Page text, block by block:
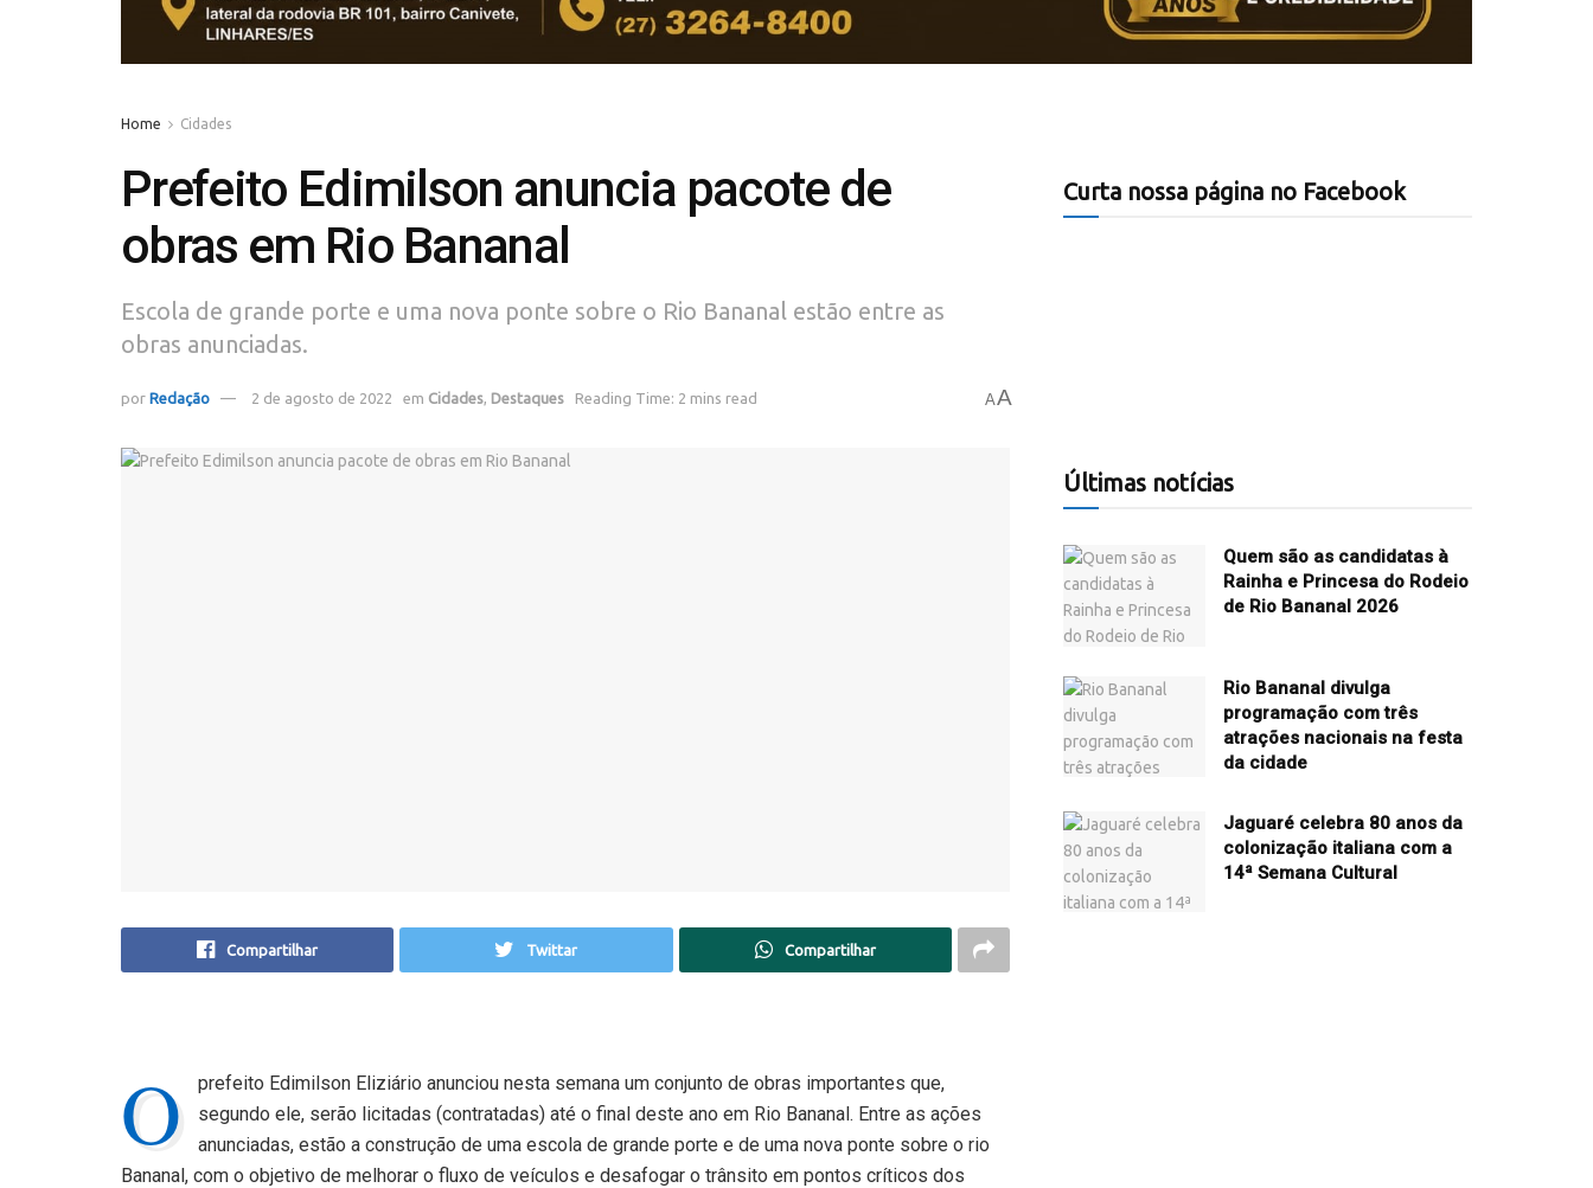
Home Cidades
Prefeito Edimilson anuncia pacote de
obras em Rio Bananal
Escola de grande porte e uma nova ponte sobre o Rio Bananal estão entre as
obras anunciadas.
por Redação 2 de agosto de 2022 em Cidades, Destaques Reading Time: 2 mins read AA
Compartilhar Twittar Compartilhar
O
prefeito Edimilson Eliziário anunciou nesta semana um conjunto de obras importantes que,
segundo ele, serão licitadas (contratadas) até o final deste ano em Rio Bananal. Entre as ações
anunciadas, estão a construção de uma escola de grande porte e de uma nova ponte sobre o rio
Bananal, com o objetivo de melhorar o fluxo de veículos e desafogar o trânsito em pontos críticos dos
Curta nossa página no Facebook
Últimas notícias
Quem são as candidatas à
Rainha e Princesa do Rodeio
de Rio Bananal 2026
Rio Bananal divulga
programação com três
atrações nacionais na festa
da cidade
Jaguaré celebra 80 anos da
colonização italiana com a
14ª Semana Cultural